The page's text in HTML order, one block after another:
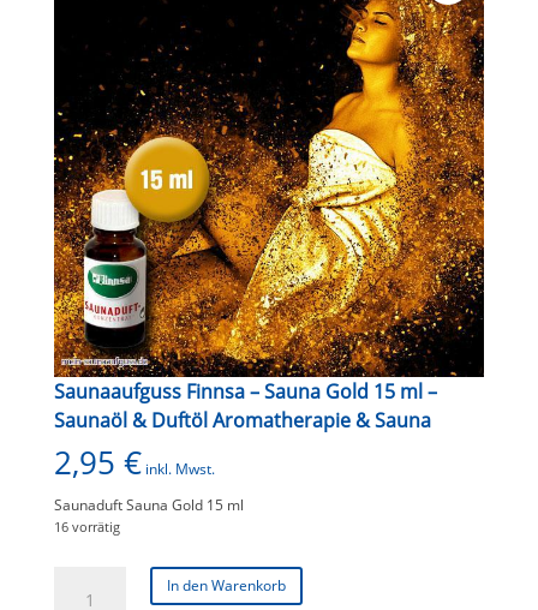
Saunaaufguss Finnsa – Sauna Gold 15 ml –
Saunaöl & Duftöl Aromatherapie & Sauna
2,95 € inkl. Mwst.
Saunaduft Sauna Gold 15 ml
16 vorrätig
Finnsa
In den Warenkorb